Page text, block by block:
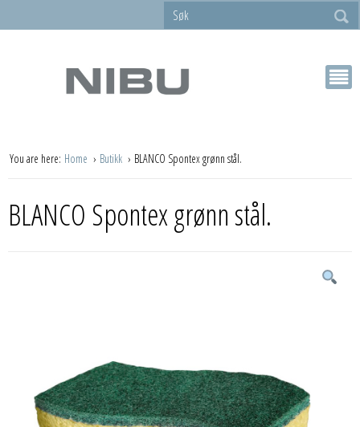
You are here: Home Butikk BLANCO Spontex grønn stål.
BLANCO Spontex grønn stål.